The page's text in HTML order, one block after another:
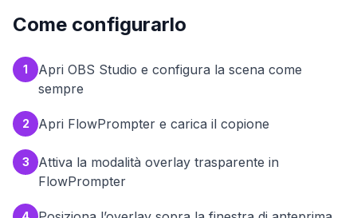
Come configurarlo
1
Apri OBS Studio e configura la scena come
sempre
2 Apri FlowPrompter e carica il copione
3
Attiva la modalità overlay trasparente in
FlowPrompter